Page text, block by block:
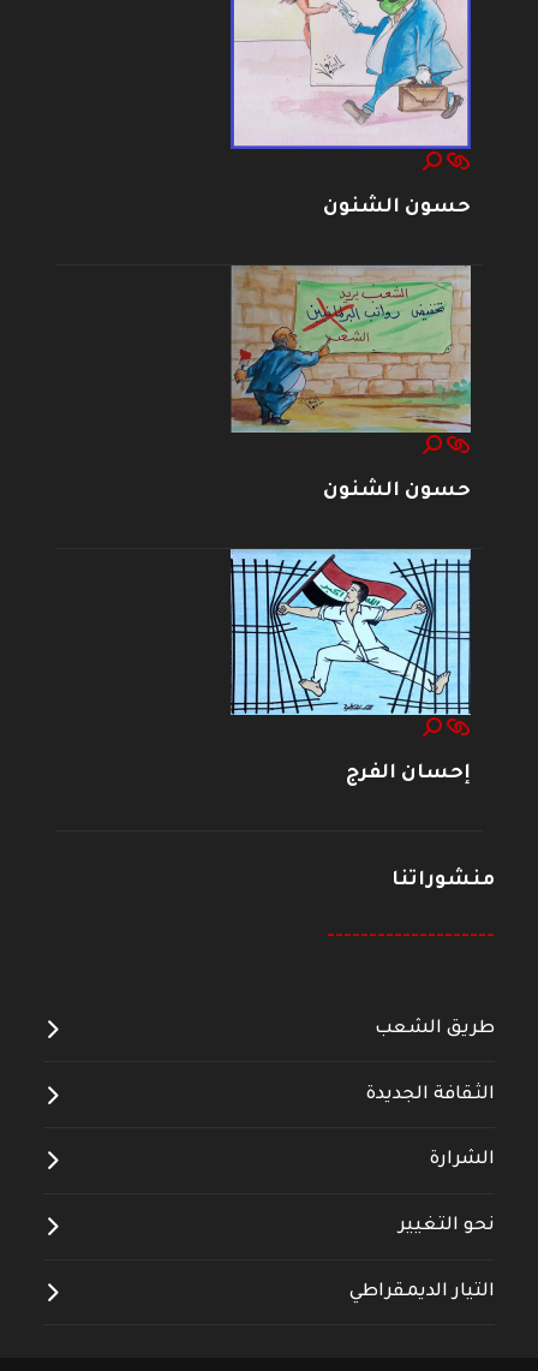
حسون الشنون
حسون الشنون
إحسان الفرج
منشوراتنا
--------------------
طريق الشعب
الثقافة الجديدة
الشرارة
نحو التغيير
التيار الديمقراطي